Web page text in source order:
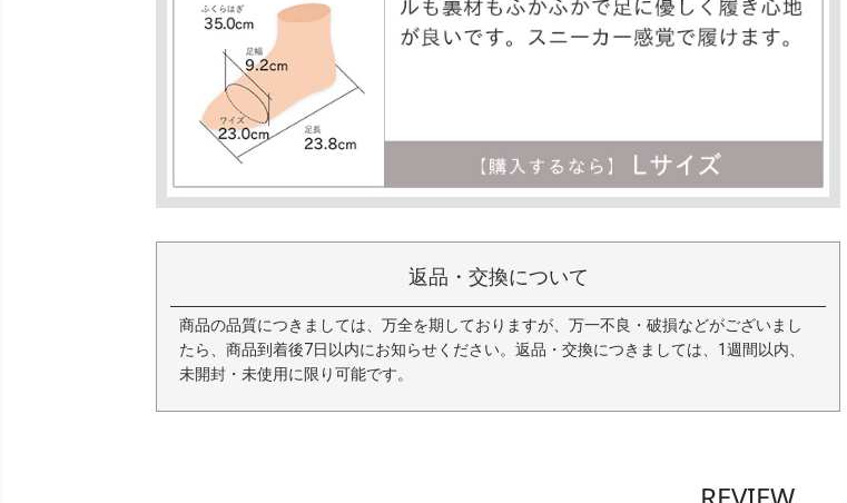
返品・交換について
商品の品質につきましては、万全を期しておりますが、万一不良・破損などがございまし
たら、商品到着後7日以内にお知らせください。返品・交換につきましては、1週間以内、
未開封・未使用に限り可能です。